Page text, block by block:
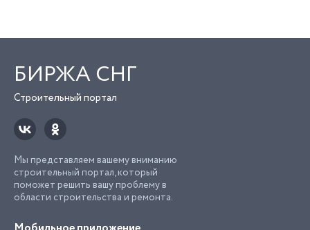
БИРЖА СНГ
Строительный портал
Мы представляем вашему вниманию
строительный портал, который
поможет решить вашу проблему в
области строительства и ремонта.